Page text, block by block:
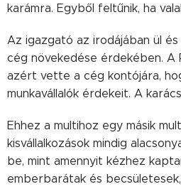
karámra. Egyből feltűnik, ha
Az igazgató az irodájában ül
cég növekedése érdekében. A
azért vette a cég kontójára,
munkavállalók érdekeit. A
Ehhez a multihoz egy másik
kisvállalkozások mindig
be, mint amennyit kézhez
emberbarátak és